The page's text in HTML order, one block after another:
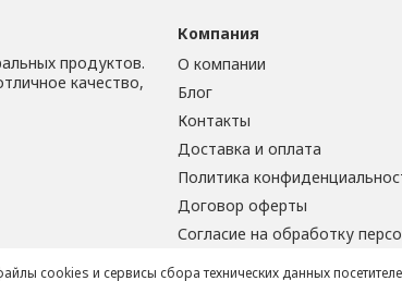
продуктов.
качество,
Компания
О компании
Блог
Контакты
Доставка и оплата
Политика
Договор оферты
Согласие на обработку
cookies и сервисы сбора технических данных